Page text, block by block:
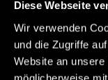
Diese Webseite
Wir verwenden
und die Zugriffe
Website an